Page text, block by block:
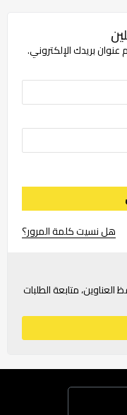
بريدك الإلكتروني.
هل نسيت كلمة المرور؟
متابعة الطلبات